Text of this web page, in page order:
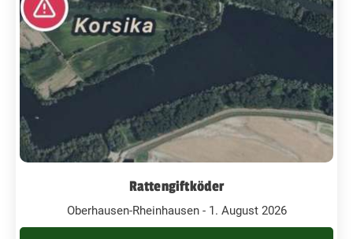
Rattengiftköder
Oberhausen-Rheinhausen - 1. August 2026